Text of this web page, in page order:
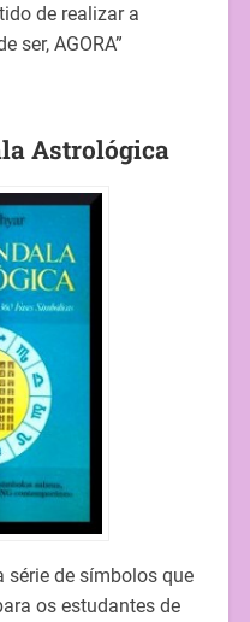
de realizar a
ser, AGORA”
Astrológica
série de símbolos que
os estudantes de